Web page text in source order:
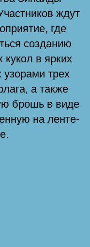
ждут
где
созданию
кукол в ярких
трех
а также
брошь в виде
на ленте-